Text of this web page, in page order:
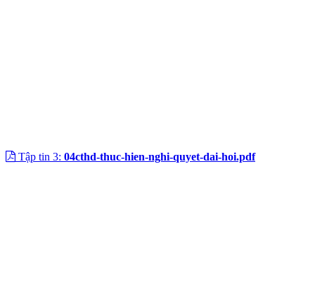
Tập tin 3: 04cthd-thuc-hien-nghi-quyet-dai-hoi.pdf